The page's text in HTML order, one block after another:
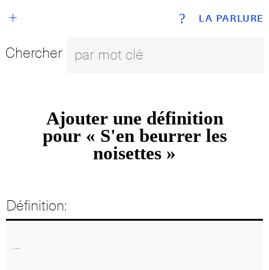
LA PARLURE
+ ?
Chercher
Ajouter une définition
pour « S'en beurrer les
noisettes »
Définition: